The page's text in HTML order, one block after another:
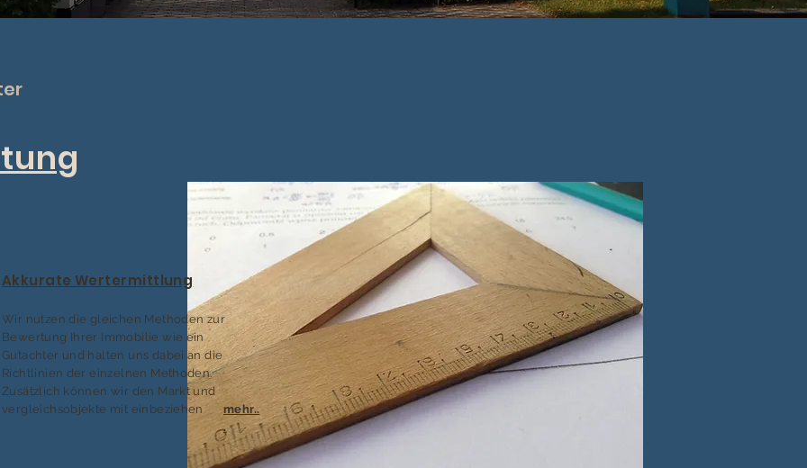
Akkurate Wertermittlung
Wir nutzen die gleichen Methoden zur
Bewertung Ihrer Immobilie wie ein
Gutachter und halten uns dabei an die
Richtlinien der einzelnen Methoden.
Zusätzlich können wir den Markt und
vergleichsobjekte mit einbeziehen
mehr..
.